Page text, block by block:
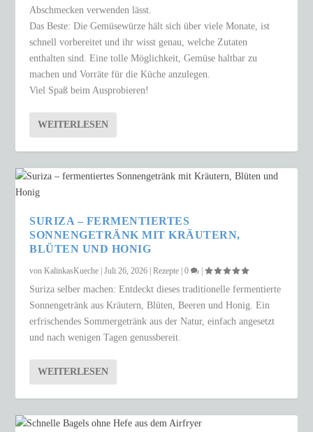
Abschmecken verwenden lässt.
Das Beste: Die Gemüsewürze hält sich über viele Monate, ist
schnell vorbereitet und ihr wisst genau, welche Zutaten
enthalten sind. Eine tolle Möglichkeit, Gemüse haltbar zu
machen und Vorräte für die Küche anzulegen.
Viel Spaß beim Ausprobieren!
WEITERLESEN
SURIZA – FERMENTIERTES
SONNENGETRÄNK MIT KRÄUTERN,
BLÜTEN UND HONIG
vonKalinkasKueche |Juli 26, 2026 |Rezepte |0 |
Suriza selber machen: Entdeckt dieses traditionelle fermentierte
Sonnengetränk aus Kräutern, Blüten, Beeren und Honig. Ein
erfrischendes Sommergetränk aus der Natur, einfach angesetzt
und nach wenigen Tagen genussbereit.
WEITERLESEN